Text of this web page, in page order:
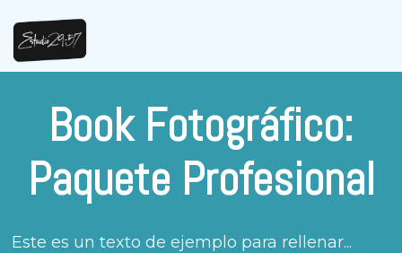
Book Fotográfico:
Paquete Profesional
Este es un texto de ejemplo para rellenar...